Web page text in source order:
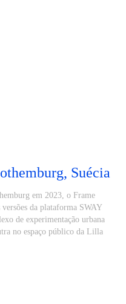
Suécia
em 2023, o Frame
da plataforma SWAY
de experimentação urbana
no espaço público da Lilla